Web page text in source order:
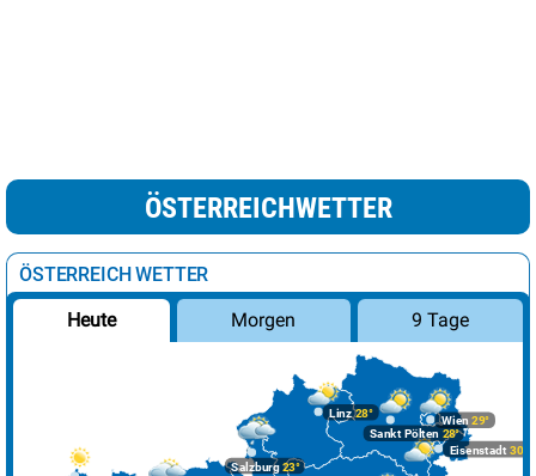
ÖSTERREICHWETTER
ÖSTERREICH WETTER
Heute Morgen 9 Tage
Linz28°
Salzburg23°
Wien 29°
Eisenstadt 30°
Sankt Pölten 28°